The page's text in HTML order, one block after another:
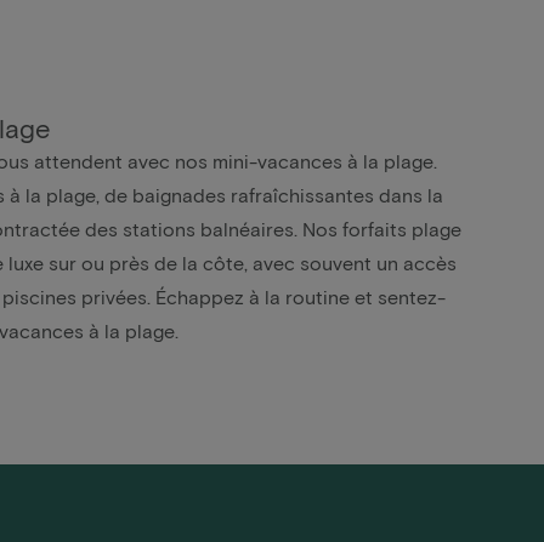
attendent avec nos mini-vacances à la plage.
la plage, de baignades rafraîchissantes dans la
des stations balnéaires. Nos forfaits plage
sur ou près de la côte, avec souvent un accès
privées. Échappez à la routine et sentez-
à la plage.